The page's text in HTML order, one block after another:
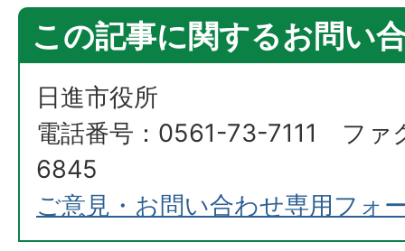
この記事に関するお問い
日進市役所
電話番号：0561-73-7111 ファ
6845
ご意見・お問い合わせ専用フォ